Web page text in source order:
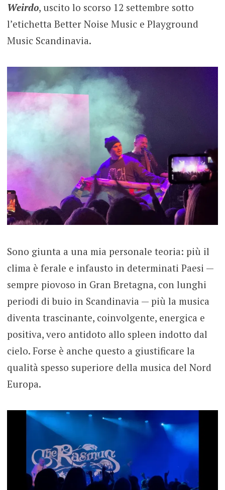
Weirdo, uscito lo scorso 12 settembre sotto
l’etichetta Better Noise Music e Playground
Music Scandinavia.
Sono giunta a una mia personale teoria: più il
clima è ferale e infausto in determinati Paesi —
sempre piovoso in Gran Bretagna, con lunghi
periodi di buio in Scandinavia — più la musica
diventa trascinante, coinvolgente, energica e
positiva, vero antidoto allo spleen indotto dal
cielo. Forse è anche questo a giustificare la
qualità spesso superiore della musica del Nord
Europa.